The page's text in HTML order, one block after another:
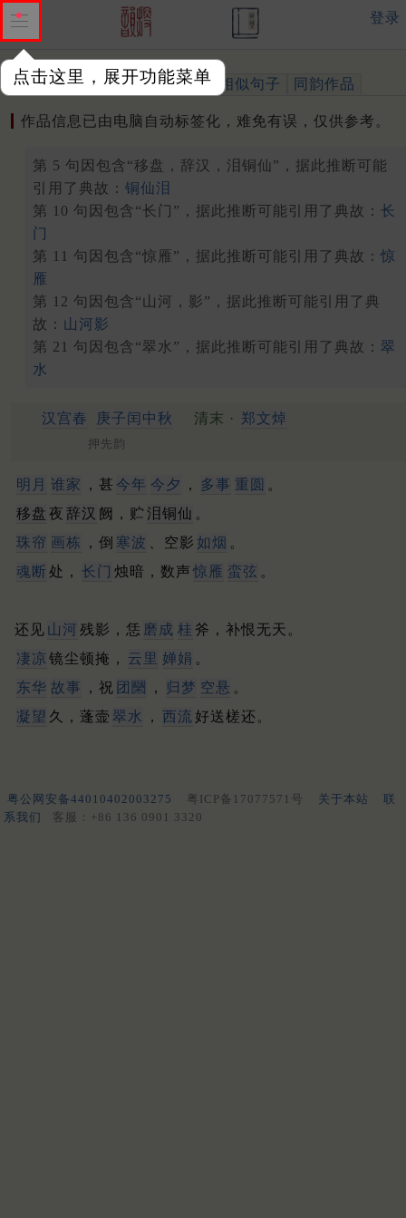
点击这里，展开功能菜单
登录
作品 标注四声 出处、引用 相似句子 同韵作品
作品信息已由电脑自动标签化，难免有误，仅供参考。
第 5 句因包含“移盘，辞汉，泪铜仙”，据此推断可能
引用了典故： 铜仙泪
第 10 句因包含“长门”，据此推断可能引用了典故： 长
门
第 11 句因包含“惊雁”，据此推断可能引用了典故： 惊
雁
第 12 句因包含“山河，影”，据此推断可能引用了典
故： 山河影
第 21 句因包含“翠水”，据此推断可能引用了典故： 翠
水
汉宫春 庚子闰中秋 清末 · 郑文焯
押先韵
明月 谁家 ，甚 今年 今夕 ， 多事 重圆 。
移盘 夜 辞汉 阙，贮 泪铜仙 。
珠帘 画栋 ，倒 寒波 、空影 如烟 。
魂断 处， 长门 烛暗，数声 惊雁 蛮弦 。
还见 山河 残影，恁 磨成 桂 斧，补恨无天。
凄凉 镜尘顿掩， 云里 婵娟 。
东华 故事 ，祝 团圞 ， 归梦 空悬 。
凝望 久，蓬壸 翠水 ， 西流 好送槎还。
粤公网安备44010402003275 粤ICP备17077571号 关于本站
联
系我们
客服：+86 136 0901 3320